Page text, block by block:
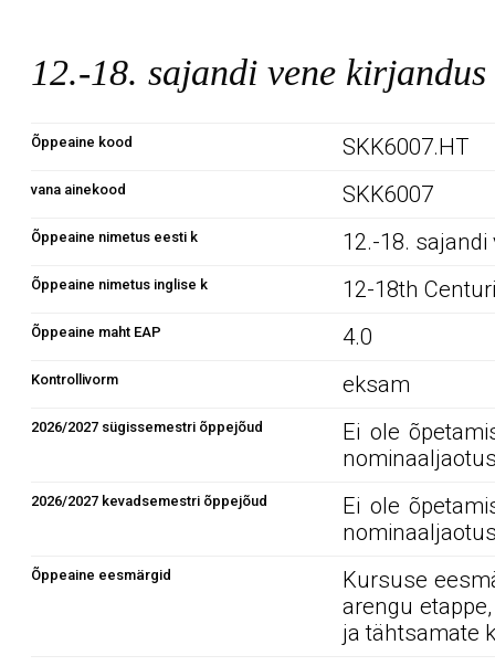
12.-18. sajandi vene
Õppeaine kood SKK6007.HT
vana ainekood SKK6007
Õppeaine nimetus eesti k 12.-18.
Õppeaine nimetus inglise k 12-18th
Õppeaine maht EAP 4.0
Kontrollivorm eksam
2026/2027 sügissemestri õppejõud
Ei ole
2026/2027 kevadsemestri õppejõud
Ei ole
Õppeaine eesmärgid
Kursuse
arengu
ja tähtsamate